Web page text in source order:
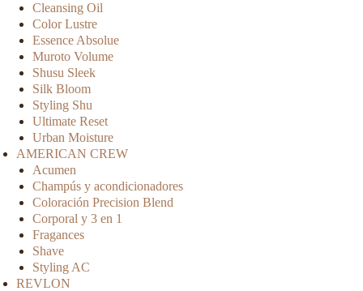
Cleansing Oil
Color Lustre
Essence Absolue
Muroto Volume
Shusu Sleek
Silk Bloom
Styling Shu
Ultimate Reset
Urban Moisture
AMERICAN CREW
Acumen
Champús y acondicionadores
Coloración Precision Blend
Corporal y 3 en 1
Fragances
Shave
Styling AC
REVLON